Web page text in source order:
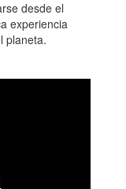
desde el
experiencia
planeta.